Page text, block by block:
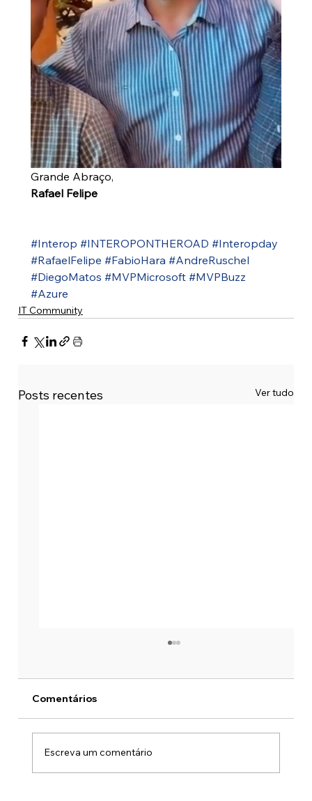
Grande Abraço,
Rafael Felipe
#Interop #INTEROPONTHEROAD #Interopday
#RafaelFelipe #FabioHara #AndreRuschel
#DiegoMatos #MVPMicrosoft #MVPBuzz
#Azure
IT Community
Posts recentes Ver tudo
Comentários
Escreva um comentário